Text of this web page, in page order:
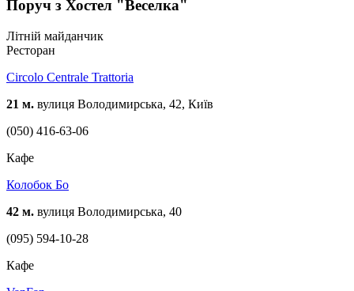
Поруч з Хостел "Веселка"
Літній майданчик
Ресторан
Circolo Centrale Trattoria
21 м. вулиця Володимирська, 42, Київ
(050) 416-63-06
Кафе
Колобок Бо
42 м. вулиця Володимирська, 40
(095) 594-10-28
Кафе